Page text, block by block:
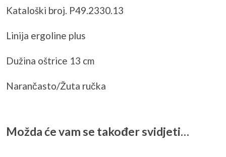
Kataloški broj. P49.2330.13
Linija ergoline plus
Dužina oštrice 13 cm
Narančasto/Žuta ručka
Možda će vam se također svidjeti…